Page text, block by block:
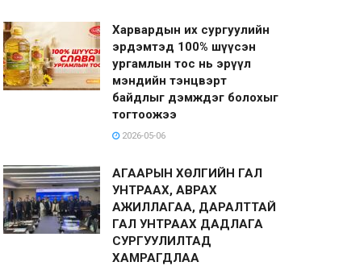
Харвардын их сургуулийн
эрдэмтэд 100% шүүсэн
ургамлын тос нь эрүүл
мэндийн тэнцвэрт
байдлыг дэмждэг болохыг
тогтоожээ
2026-05-06
АГААРЫН ХӨЛГИЙН ГАЛ
УНТРААХ, АВРАХ
АЖИЛЛАГАА, ДАРАЛТТАЙ
ГАЛ УНТРААХ ДАДЛАГА
СУРГУУЛИЛТАД
ХАМРАГДЛАА